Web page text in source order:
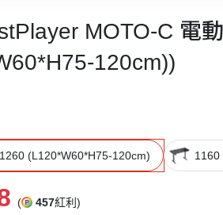
MOTO-C 電
120cm))
1260 (L120*W60*H75-120cm) 1160
( 457紅利)